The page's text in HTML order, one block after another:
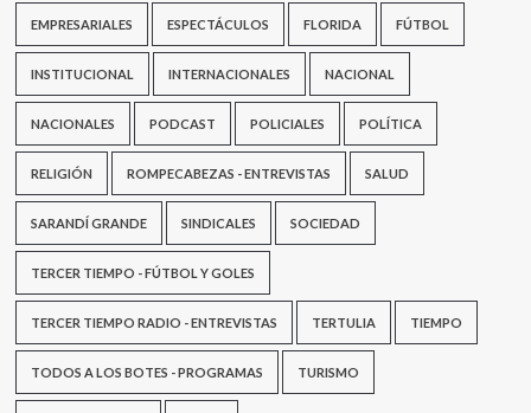
EMPRESARIALES ESPECTÁCULOS FLORIDA FÚTBOL
INSTITUCIONAL INTERNACIONALES NACIONAL
NACIONALES PODCAST POLICIALES POLÍTICA
RELIGIÓN ROMPECABEZAS - ENTREVISTAS SALUD
SARANDÍ GRANDE SINDICALES SOCIEDAD
TERCER TIEMPO - FÚTBOL Y GOLES
TERCER TIEMPO RADIO - ENTREVISTAS TERTULIA TIEMPO
TODOS A LOS BOTES - PROGRAMAS TURISMO